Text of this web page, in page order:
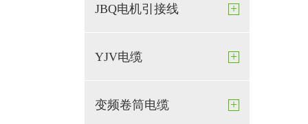
JBQ电机引接线 +
YJV电缆 +
变频卷筒电缆 +